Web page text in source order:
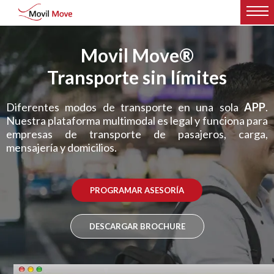
Movil Move®
Transporte sin límites
Diferentes modos de transporte en una sola APP.
Nuestra plataforma multimodal es legal y funciona para
empresas de transporte de pasajeros, carga,
mensajería y domicilios.
PROGRAMAR ASESORÍA
DESCARGAR BROCHURE